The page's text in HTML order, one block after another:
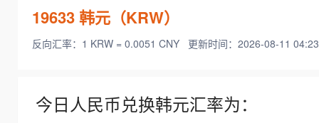
19633韩元（KRW）
反向汇率：1 KRW = 0.0051 CNY 更新时间：2026-08-11
今日人民币兑换韩元汇率为：